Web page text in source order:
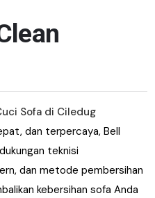
Sofa di Ciledug
dan terpercaya, Bell
teknisi
dan metode pembersihan
kebersihan sofa Anda